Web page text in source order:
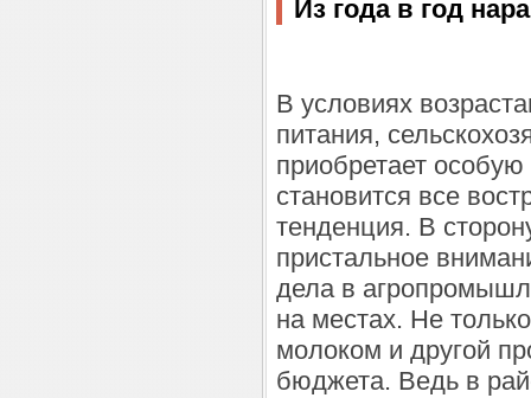
Из года в год
В условиях
питания,
приобретает
становится все
тенденция. В
пристальное
дела в
на местах. Не
молоком и другой
бюджета. Ведь в